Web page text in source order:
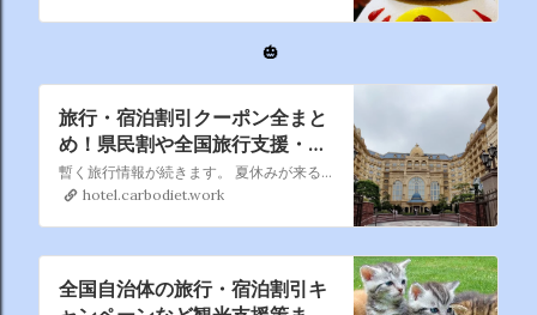
🎃
旅行・宿泊割引クーポン全まと
め！県民割や全国旅行支援・自
治体クーポン情報を随時更新
暫く旅行情報が続きます。 夏休みが来る前にお得にいろんなところを旅してホテルに宿泊したいですね。
hotel.carbodiet.work
全国自治体の旅行・宿泊割引キ